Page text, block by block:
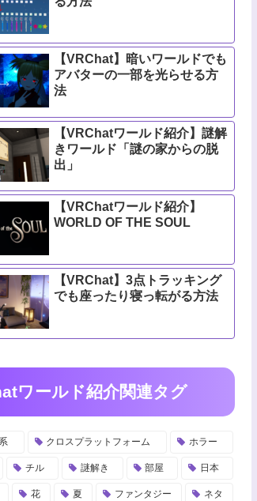
【VRChat】暗いワールドでも
アバターの一部を光らせる方
法
【VRChatワールド紹介】謎解
きワールド「謎の家からの脱
出」
【VRChatワールド紹介】
WORLD OF THE SOUL
【VRChat】3点トラッキング
でも座ったり寝っ転がる方法
ワールド紹介関連タグ
クロスプラットフォーム ホラー
チル 謎解き 部屋 日本
花 夏 ファンタジー ネタ